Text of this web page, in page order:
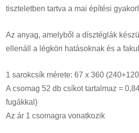
tiszteletben tartva a mai építési
Az anyag, amelyből a dísztéglák
ellenáll a légköri hatásoknak és a
1 sarokcsík mérete: 67 x 360
A csomag 52 db csíkot tartalmaz =
fugákkal)
Az ár 1 csomagra vonatkozik